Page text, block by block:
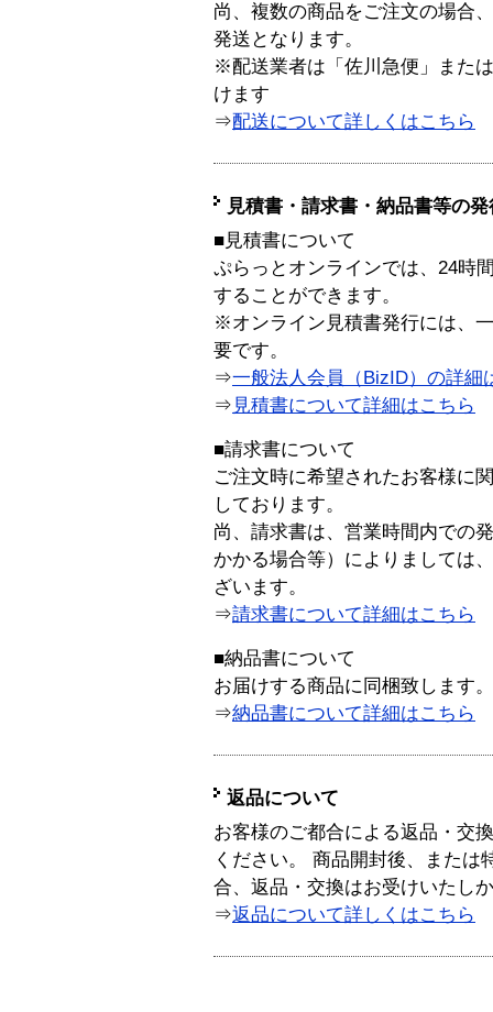
尚、複数の商品をご注文の場合
発送となります。
※配送業者は「佐川急便」また
けます
⇒配送について詳しくはこちら
見積書・請求書・納品書等の
■見積書について
ぷらっとオンラインでは、24時
することができます。
※オンライン見積書発行には、
要です。
⇒一般法人会員（BizID）の詳細
⇒ 見積書について詳細はこちら
■請求書について
ご注文時に希望されたお客様に
しております。
尚、請求書は、営業時間内での
かかる場合等）によりましては
ざいます。
⇒請求書について詳細はこちら
■納品書について
お届けする商品に同梱致します。
⇒納品書について詳細はこちら
返品について
お客様のご都合による返品・交
ください。 商品開封後、または
合、返品・交換はお受けいたし
⇒返品について詳しくはこちら